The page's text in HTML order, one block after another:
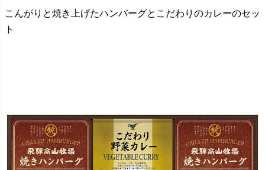
こんがりと焼き上げたハンバーグとこだわりのカレーのセッ
ト